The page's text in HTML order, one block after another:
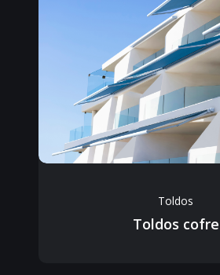
Toldos
Toldos cofre